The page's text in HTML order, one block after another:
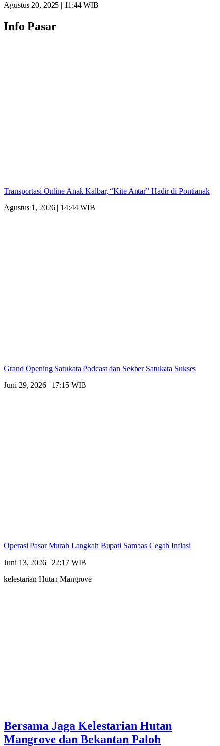
Agustus 20, 2025 | 11:44 WIB
Info Pasar
Transportasi Online Anak Kalbar, “Kite Antar” Hadir di Pontianak
Agustus 1, 2026 | 14:44 WIB
Grand Opening Satukata Podcast dan Sekber Satukata Sukses
Juni 29, 2026 | 17:15 WIB
Operasi Pasar Murah Langkah Bupati Sambas Cegah Inflasi
Juni 13, 2026 | 22:17 WIB
kelestarian Hutan Mangrove
Bersama Jaga Kelestarian Hutan
Mangrove dan Bekantan Paloh